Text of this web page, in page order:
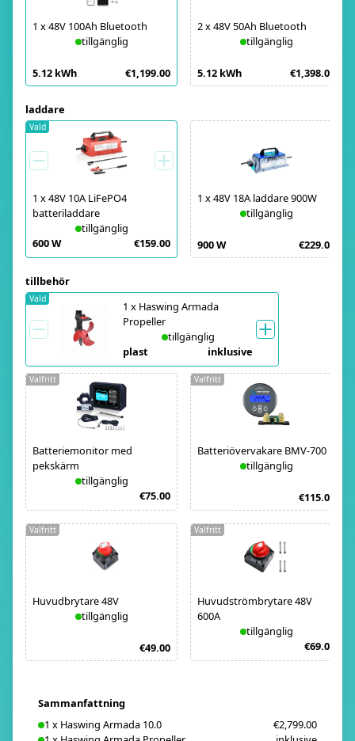
1 x48V 100Ah Bluetooth
tillgänglig
5.12 kWh €1,199.00
2x48V 50Ah Bluetooth
tillgänglig
5.12 kWh €1,398.00
laddare
1 x48V 10A LiFePO4
batteriladdare
tillgänglig
600 W
€159.00
Vald
1 x48V 18A laddare 900W
tillgänglig
900 W €229.00
tillbehör
1 x Haswing Armada
Propeller
tillgänglig
plast
inklusive
Vald
Batteriemonitor med
pekskärm
tillgänglig
€75.00
Valfritt
Batteriövervakare BMV-700
tillgänglig
€115.00
Valfritt
Huvudbrytare 48V
tillgänglig
€49.00
Valfritt
Huvudströmbrytare 48V
600A
tillgänglig
€69.00
Valfritt
Sammanfattning
1 x Haswing Armada 10.0
€2,799.00